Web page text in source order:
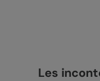
Les